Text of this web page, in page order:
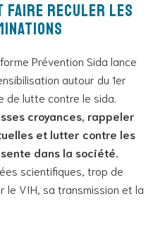
faire reculer les
Prévention Sida lance
autour du 1er
de lutte contre le sida.
croyances, rappeler
et lutter contre les
dans la société.
scientifiques, trop de
le VIH, sa transmission et la